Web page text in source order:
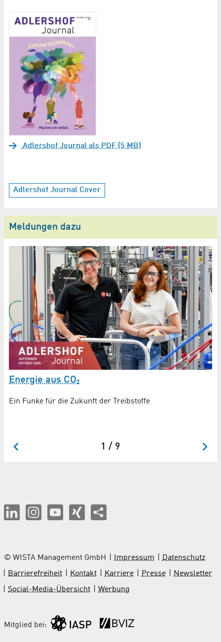
Adlershof Journal als PDF (5 MB)
Adlershof Journal Cover
Meldungen dazu
Energie aus CO₂
Ein Funke für die Zukunft der Treibstoffe
1 / 9
© WISTA Management GmbH Impressum
Datenschutz
Barrierefreiheit
Kontakt Karriere Presse
Newsletter
Social-Media-Übersicht
Werbung
Mitglied bei: